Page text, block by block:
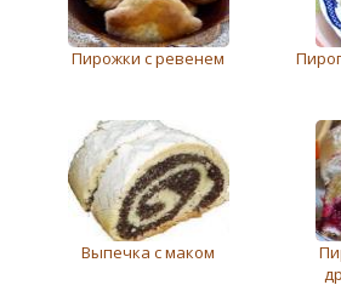
Пирожки с ревенем
Выпечка с маком